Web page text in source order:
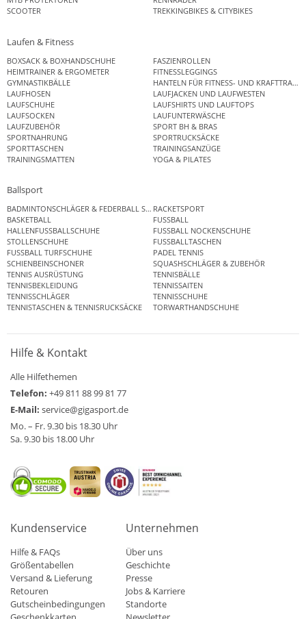
SCOOTER
TREKKINGBIKES & CITYBIKES
Laufen & Fitness
BOXSACK & BOXHANDSCHUHE
FASZIENROLLEN
HEIMTRAINER & ERGOMETER
FITNESSLEGGINGS
GYMNASTIKBÄLLE
HANTELN FÜR FITNESS- UND
LAUFHOSEN
LAUFJACKEN UND LAUFWESTEN
LAUFSCHUHE
LAUFSHIRTS UND LAUFTOPS
LAUFSOCKEN
LAUFUNTERWÄSCHE
LAUFZUBEHÖR
SPORT BH & BRAS
SPORTNAHRUNG
SPORTRUCKSÄCKE
SPORTTASCHEN
TRAININGSANZÜGE
TRAININGSMATTEN
YOGA & PILATES
Ballsport
BADMINTONSCHLÄGER & FEDERBALL SETSRACKETSPORT
BASKETBALL
FUSSBALL
HALLENFUSSBALLSCHUHE
FUSSBALL NOCKENSCHUHE
STOLLENSCHUHE
FUSSBALLTASCHEN
FUSSBALL TURFSCHUHE
PADEL TENNIS
SCHIENBEINSCHONER
SQUASHSCHLÄGER & ZUBEHÖR
TENNIS AUSRÜSTUNG
TENNISBÄLLE
TENNISBEKLEIDUNG
TENNISSAITEN
TENNISSCHLÄGER
TENNISSCHUHE
TENNISTASCHEN & TENNISRUCKSÄCKE
TORWARTHANDSCHUHE
Hilfe & Kontakt
Alle Hilfethemen
Telefon: +49 811 88 99 81 77
E-Mail: service@gigasport.de
Mo. – Fr. 9.30 bis 18.30 Uhr
Sa. 9.30 bis 18.00 Uhr
Kundenservice
Hilfe & FAQs
Größentabellen
Versand & Lieferung
Retouren
Gutscheinbedingungen
Unternehmen
Über uns
Geschichte
Presse
Jobs & Karriere
Standorte